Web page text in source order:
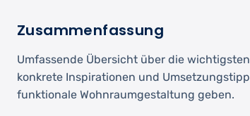
Zusammenfassung
Umfassende Übersicht über die
konkrete Inspirationen und
funktionale Wohnraumgestaltung geben.